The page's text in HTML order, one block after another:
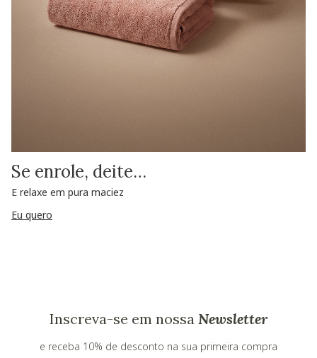
Se enrole, deite…
E relaxe em pura maciez
Eu quero
Inscreva-se em nossa Newsletter
e receba 10% de desconto na sua primeira compra